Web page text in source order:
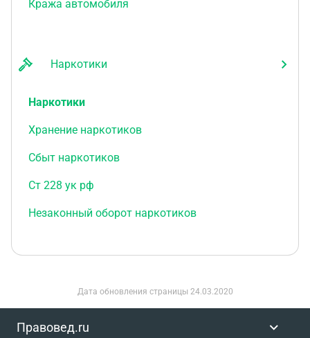
Кража автомобиля
Наркотики
Наркотики
Хранение наркотиков
Сбыт наркотиков
Ст 228 ук рф
Незаконный оборот наркотиков
Дата обновления страницы 24.03.2020
Правовед.ru